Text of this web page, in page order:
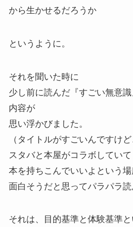
から生かせるだろうか
というように。
それを聞いた時に
少し前に読んだ『すごい無意
内容が
思い浮かびました。
（タイトルがすごいんですけど
スタバと本屋がコラボしていて
本を持ちこんでいいよという
面白そうだと思ってパラパラ読
それは、目的基準と体験基準と